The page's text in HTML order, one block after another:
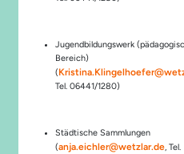
Jugendbildungswerk
Bereich)
(
Tel. 06441/1280)
Städtische Sammlungen
(anja.eichler@wetzlar.de, Tel.